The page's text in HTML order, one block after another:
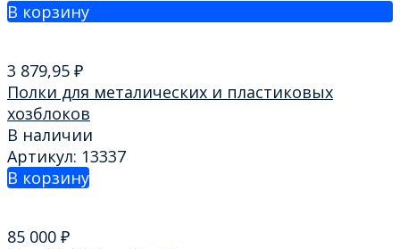
В корзину
3 879,95 ₽
Полки для металических и пластиковых
хозблоков
В наличии
Артикул: 13337
В корзину
85 000 ₽